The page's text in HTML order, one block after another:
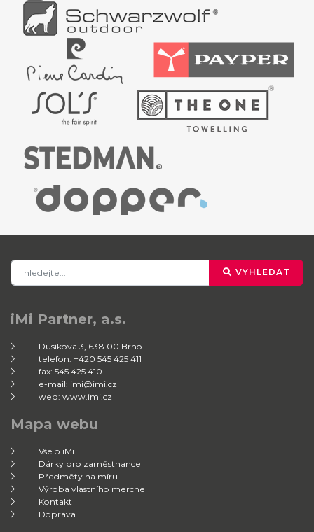
VYHLEDAT
iMi Partner, a.s.
Dusíkova 3, 638 00 Brno
telefon: +420 545 425 411
fax: 545 425 410
e-mail: imi@imi.cz
web: www.imi.cz
Mapa webu
Vše o iMi
Dárky pro zaměstnance
Předměty na míru
Výroba vlastního merche
Kontakt
Doprava